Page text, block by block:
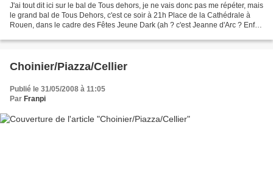
J'ai tout dit ici sur le bal de Tous dehors, je ne vais donc pas me répéter, mais
le grand bal de Tous Dehors, c'est ce soir à 21h Place de la Cathédrale à
Rouen, dans le cadre des Fêtes Jeune Dark (ah ? c'est Jeanne d'Arc ? Enfin
Choinier/Piazza/Cellier
Publié le 31/05/2008 à 11:05
Par Franpi